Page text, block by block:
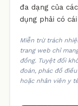
đa dạng của
dụng phải có
Miễn trừ trách
trang web chỉ
đồng. Tuyệt đối
đoán, phác đồ
hoặc nhân viên y